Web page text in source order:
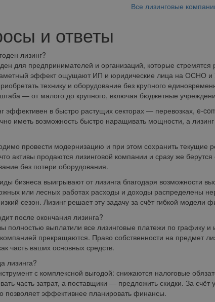
Все лизинговые
и ответы
лизинг?
для предпринимателей и организаций, которые стремятся
эффект ощущают ИП и юридические лица на ОСНО и
технику и оборудование без крупного
— от малого до крупного, включая бюджетные
эффективен в быстро растущих секторах — перевозках, e-
иметь возможность быстро наращивать мощности, а
провести модернизацию и при этом сохранить текущие
активы продаются лизинговой компании и сразу же
без потери оборудования.
бизнеса выигрывают от лизинга благодаря возможности
или лесных работах расходы и доходы распределены
сезон. Лизинг решает эту задачу за счёт гибкой модели
после окончания лизинга?
полностью выплатили все лизинговые платежи по графику и
прекращаются. Право собственности на предмет
часть ваших основных средств.
лизинга?
с комплексной выгодой: снижаются налоговые
часть затрат, а поставщики — предложить скидки. За
позволяет эффективнее планировать финансы.